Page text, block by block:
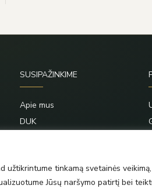
užtikrintume tinkamą svetainės
Jūsų naršymo patirtį bei
SUSIPAŽINKIME
Apie mus
DUK
Kontaktai